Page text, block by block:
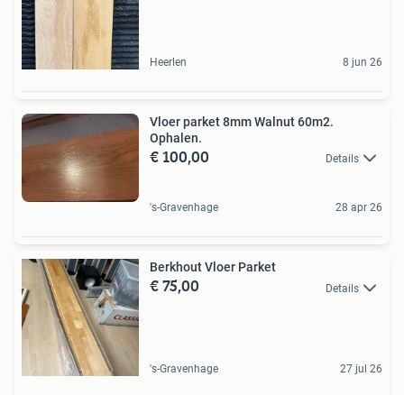
Heerlen 8 jun 26
Vloer parket 8mm Walnut 60m2.
Ophalen.
€ 100,00 Details
's-Gravenhage 28 apr 26
Berkhout Vloer Parket
€ 75,00 Details
's-Gravenhage 27 jul 26